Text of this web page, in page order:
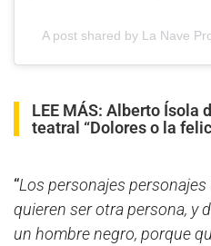
A post shared by La Nave
LEE MÁS: Alberto Ísola
teatral “Dolores o la
“Los personajes
quieren ser otra persona, y
un hombre negro, porque